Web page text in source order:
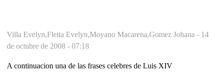
Villa Evelyn,Fleita Evelyn,Moyano Macarena,Gomez Johana - 14
de octubre de 2008 - 07:18
A continuacion una de las frases celebres de Luis XIV